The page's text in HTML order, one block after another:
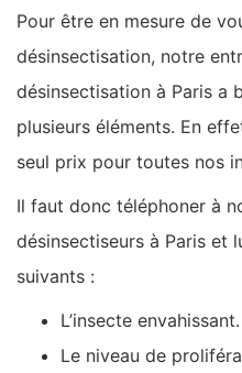
Pour être en mesure de
désinsectisation, notre
désinsectisation à Paris a
plusieurs éléments. En
seul prix pour toutes nos
Il faut donc téléphoner à
désinsectiseurs à Paris et
suivants :
L’insecte envahissant.
Le niveau de